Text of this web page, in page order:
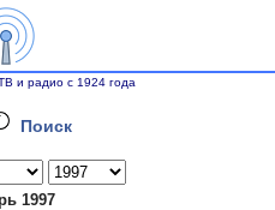
и радио с 1924 года
Поиск
1997